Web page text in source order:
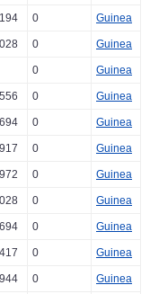
0 Guinea
0 Guinea
0 Guinea
0 Guinea
0 Guinea
0 Guinea
0 Guinea
0 Guinea
0 Guinea
0 Guinea
0 Guinea